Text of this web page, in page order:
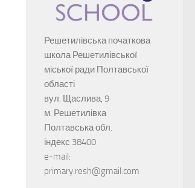
Решетилівська початкова
школа Решетилівської
міської ради Полтавської
області
вул. Щаслива, 9
м. Решетилівка
Полтавська обл.
індекс 38400
e-mail:
primary.resh@gmail.com